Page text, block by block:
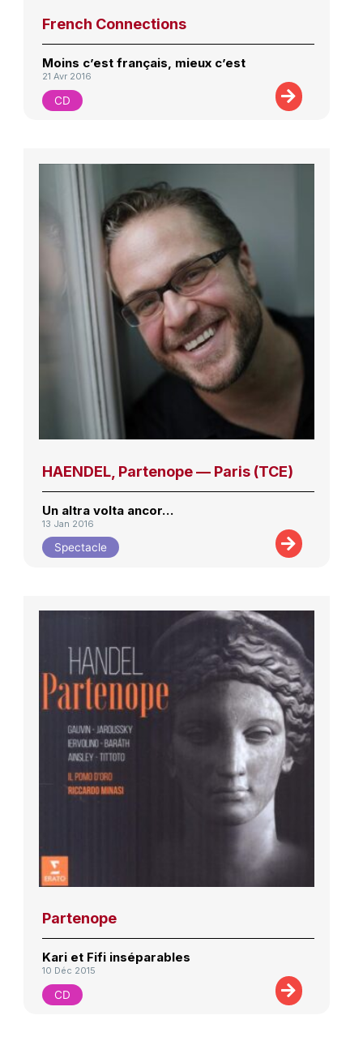
French Connections
Moins c’est français, mieux c’est
21 Avr 2016
CD
HAENDEL, Partenope — Paris (TCE)
Un altra volta ancor…
13 Jan 2016
Spectacle
Partenope
Kari et Fifi inséparables
10 Déc 2015
CD